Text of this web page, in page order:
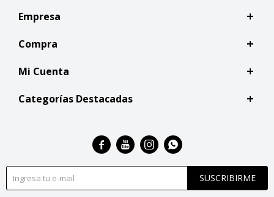
Empresa
Compra
Mi Cuenta
Categorías Destacadas
SUSCRIBIRME
   